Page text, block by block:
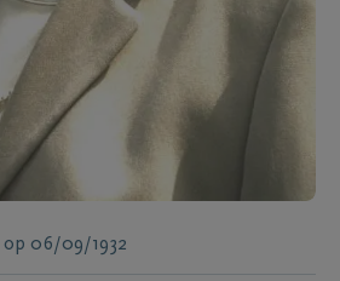
op 06/09/1932